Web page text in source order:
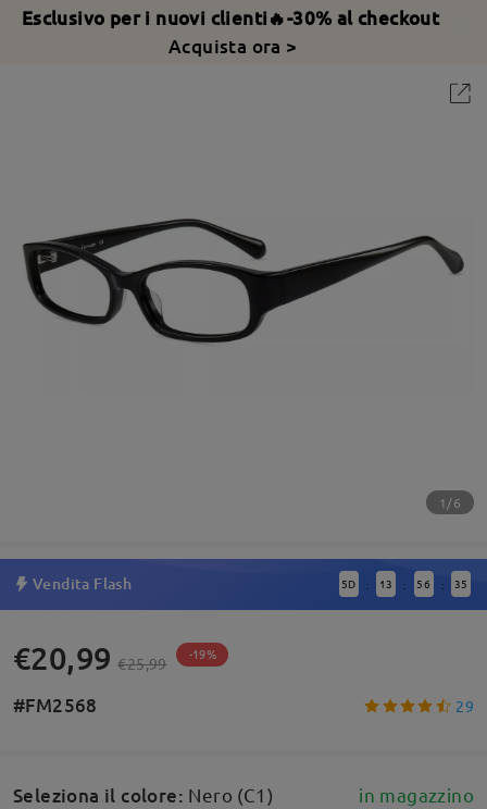
Esclusivo per i nuovi clienti🔥-30% al checkout
Acquista ora >
1/6
Vendita Flash 5D : 13 : 56 : 35
€20,99 €25,99 -19%
#FM2568 29
Seleziona il colore: Nero (C1) in magazzino